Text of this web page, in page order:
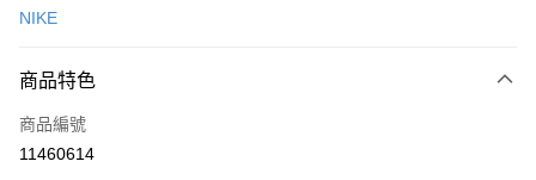
便利好安心！
３．安心：先確認商品／服務後，再付款。
【「AFTEE先享後付」結帳流程】
１．於結帳方式選擇「AFTEE先享後付」後，將跳轉至「AFTEE先享後付」
運送方式
每筆NT$100，滿NT$1,500(含以上)免運費
宅配
每筆NT$100，滿NT$1,500(含以上)免運費
NIKE
商品特色
商品編號
11460614